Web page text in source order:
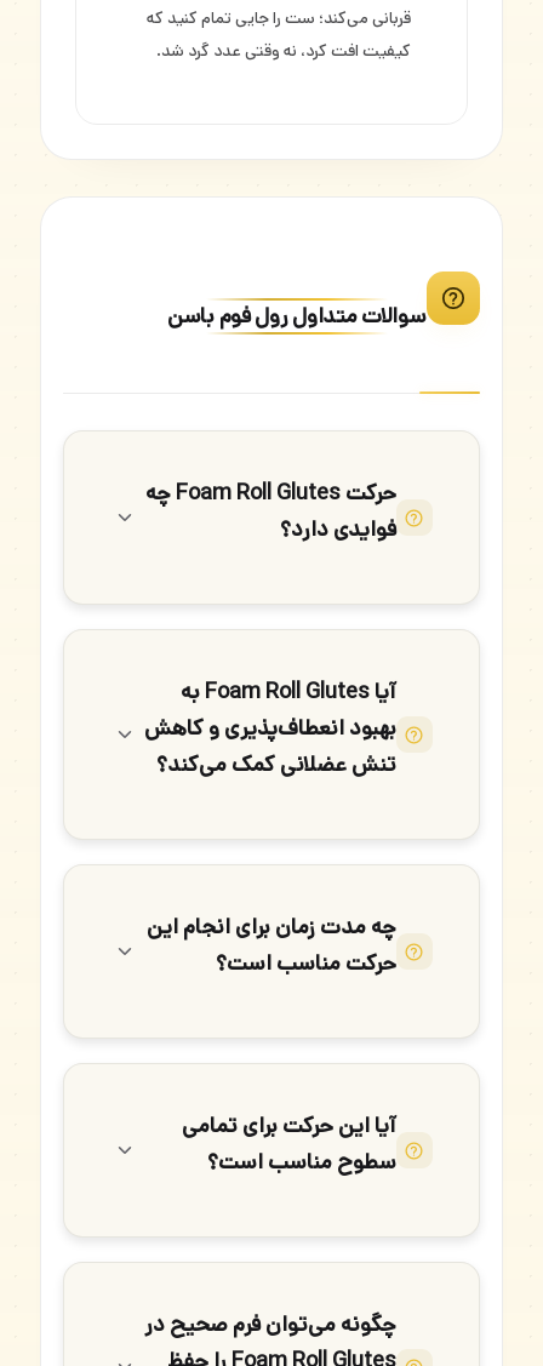
قربانی می‌کند؛ ست را جایی تمام کنید که
کیفیت افت کرد، نه وقتی عدد گرد شد.
سوالات متداول رول فوم باسن
حرکت Foam Roll Glutes چه
فوایدی دارد؟
آیا Foam Roll Glutes به
بهبود انعطاف‌پذیری و کاهش
تنش عضلانی کمک می‌کند؟
چه مدت زمان برای انجام این
حرکت مناسب است؟
آیا این حرکت برای تمامی
سطوح مناسب است؟
چگونه می‌توان فرم صحیح در